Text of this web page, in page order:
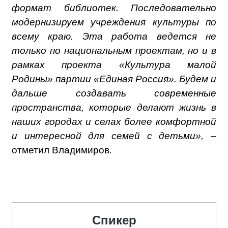
формат библиотек. Последовательно
модернизируем учреждения культуры по
всему краю. Эта работа ведется не
только по национальным проектам, но и в
рамках проекта «Культура малой
Родины» партии «Единая Россия». Будем и
дальше создавать современные
пространства, которые делают жизнь в
наших городах и селах более комфортной
и интересной для семей с детьми», –
отметил Владимиров.
Спикер